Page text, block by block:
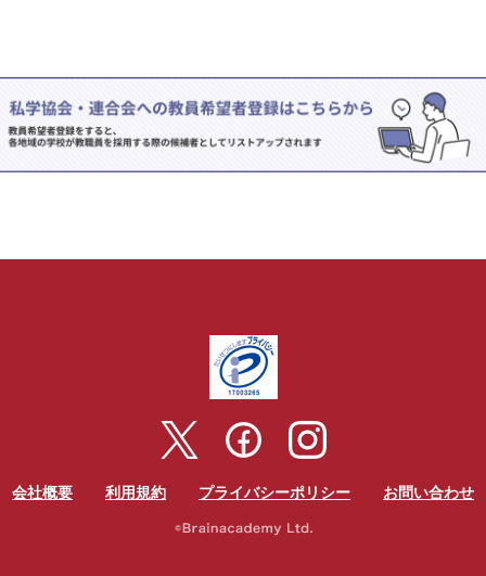
会社概要 利用規約 プライバシーポリシー お問い合わせ